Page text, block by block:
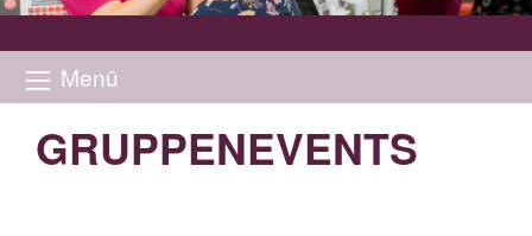
Menü
GRUPPENEVENTS